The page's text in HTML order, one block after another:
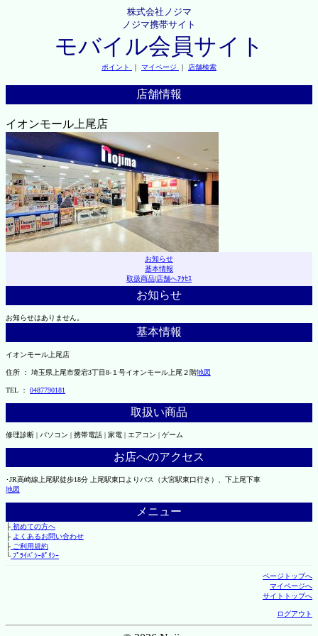
株式会社ノジマ
ノジマ携帯サイト
モバイル会員サイト
ポイント ｜ マイページ ｜ 店舗検索
店舗情報
イオンモール上尾店
お知らせ
基本情報
取扱商品|店舗へｱｸｾｽ
お知らせ
お知らせはありません。
基本情報
イオンモール上尾店
住所 ： 埼玉県上尾市愛宕3丁目8-１号イオンモール上尾２階地図
TEL ： 0487790181
取扱い商品
修理診断 | パソコン | 携帯電話 | 家電 | エアコン | ゲーム
お店へのアクセス
･JR高崎線上尾駅徒歩18分 上尾駅東口よりバス（大宮駅東口行き）、下上尾下車
地図
メニュー
├初めての方へ
├ よくあるお問い合わせ
├ご利用規約
└ﾌﾟﾗｲﾊﾞｼｰﾎﾟﾘｼｰ
ページトップへ
マイページへ
サイトトップへ
ログアウト